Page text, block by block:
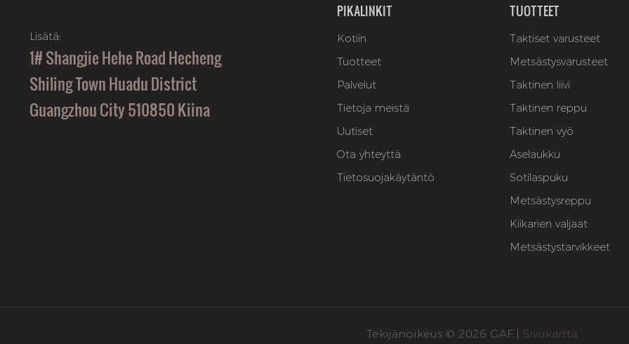
Lisätä:
1# Shangjie Hehe Road Hecheng
Shiling Town Huadu District
Guangzhou City 510850 Kiina
PIKALINKIT
Kotiin
Tuotteet
Palvelut
Tietoja meistä
Uutiset
Ota yhteyttä
Tietosuojakäytäntö
TUOTTEET
Taktiset varusteet
Metsästysvarusteet
Taktinen liivi
Taktinen reppu
Taktinen vyö
Aselaukku
Sotilaspuku
Metsästysreppu
Kiikarien valjaat
Metsästystarvikkeet
Tekijänoikeus © 2026 GAF | Sivukartta